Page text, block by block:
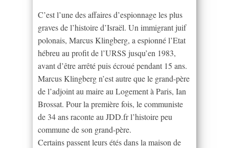
C’est l’une des affaires d’espionnage les plus
graves de l’histoire d’Israël. Un immigrant juif
polonais, Marcus Klingberg, a espionné l’Etat
hébreu au profit de l’URSS jusqu’en 1983,
avant d’être arrêté puis écroué pendant 15 ans.
Marcus Klingberg n’est autre que le grand-père
de l’adjoint au maire au Logement à Paris, Ian
Brossat. Pour la première fois, le communiste
de 34 ans raconte au JDD.fr l’histoire peu
commune de son grand-père.
Certains passent leurs étés dans la maison de